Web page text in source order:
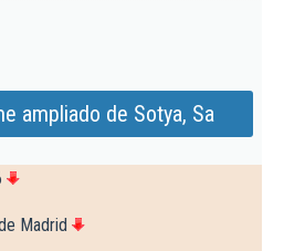
ampliado de Sotya, Sa
Madrid